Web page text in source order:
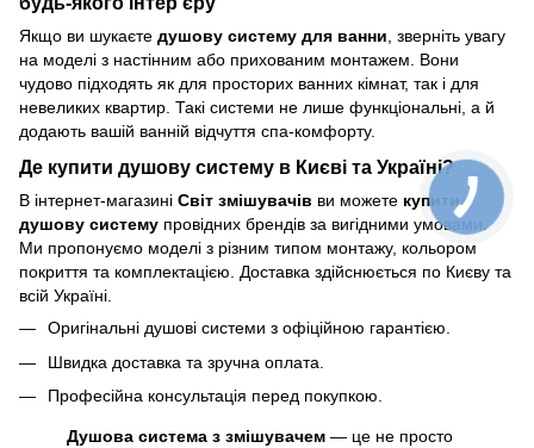
Якщо ви шукаєте душову систему для ванни , зверніть увагу
на моделі з настінним або прихованим монтажем. Вони
чудово підходять як для просторих ванних кімнат, так і для
невеликих квартир. Такі системи не лише функціональні, а й
додають вашій ванній відчуття спа-комфорту.
Де купити душову систему в Києві та Україні?
В інтернет-магазині Світ змішувачів ви можете купити
душову систему провідних брендів за вигідними умовами.
Ми пропонуємо моделі з різним типом монтажу, кольором
покриття та комплектацією. Доставка здійснюється по Києву та
всій Україні.
Оригінальні душові системи з офіційною гарантією.
Швидка доставка та зручна оплата.
Професійна консультація перед покупкою.
Душова система з змішувачем — це не просто